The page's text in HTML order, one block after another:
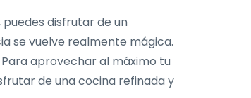
puedes disfrutar de un
se vuelve realmente mágica.
aprovechar al máximo tu
de una cocina refinada y